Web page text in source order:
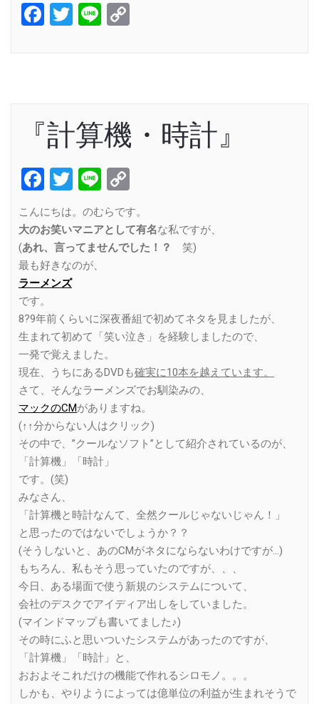
Facebook
Twitter
Line
『計算機・時計』
Facebook
Twitter
Line
Link
こんにちは。のむらです。
大のお笑いマニアとして有名な私ですが、
(あれ、言ってませんでした！？
笑)
最も好きなのが、
ラーメンズ
です。
8?9年前くらいに深夜番組で初めてネタを見ましたが、
生まれて初めて「笑い泣き」を経験しましたので、
一発で覚えました。
現在、うちにあるDVDも確実に10本を越えています。
さて、そんなラーメンズでお馴染みの、
マックのCMがありますね。
(↑↑分からない人はクリック)
その中で、”クールなソフト”として紹介されているのが、
「計算機」「時計」
です。(笑)
みなさん、
「計算機と時計なんて、全然クールじゃないじゃん！」
と思ったのではないでしょうか？？
(そうしないと、あのCMがネタにならないわけですが…)
もちろん、私もそう思っていたのですが、、、
今日、ある場面で使う新規のシステムについて、
会社のデスクでアイディア出しをしていました。
(マインドマップも書いてました♪)
その時にふと思いついたシステムがあったのですが、
「計算機」「時計」と、
おおよそこれだけの機能で作れるシロモノ。。。
しかも、やりようによっては億単位の利益が生まれそうで